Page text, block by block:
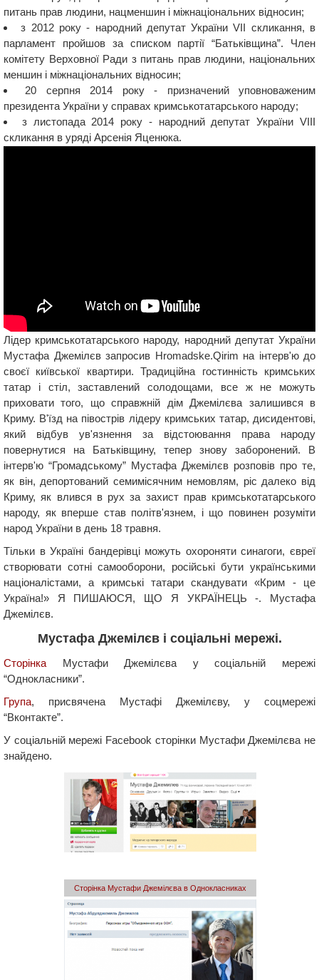
питань прав людини, нацменшин і міжнаціональних відносин;
з 2012 року - народний депутат України VII скликання, в
парламент пройшов за списком партії “Батьківщина”. Член
комітету Верховної Ради з питань прав людини, національних
меншин і міжнаціональних відносин;
20 серпня 2014 року - призначений уповноваженим
президента України у справах кримськотатарського народу;
з листопада 2014 року - народний депутат України VIII
скликання в уряді Арсенія Яценюка.
Лідер кримськотатарського народу, народний депутат України
Мустафа Джемілєв запросив Hromadske.Qirim на інтерв'ю до
своєї київської квартири. Традиційна гостинність кримських
татар і стіл, заставлений солодощами, все ж не можуть
приховати того, що справжній дім Джемілєва залишився в
Криму. В'їзд на півострів лідеру кримських татар, дисидентові,
який відбув ув'язнення за відстоювання права народу
повернутися на Батьківщину, тепер знову заборонений. В
інтерв'ю “Громадському” Мустафа Джемілєв розповів про те,
як він, депортований семимісячним немовлям, ріс далеко від
Криму, як влився в рух за захист прав кримськотатарського
народу, як вперше став політв'язнем, і що повинен розуміти
народ України в день 18 травня.
Тільки в Україні бандерівці можуть охороняти синагоги, євреї
створювати сотні самооборони, російські бути українськими
націоналістами, а кримські татари скандувати «Крим - це
Україна!» Я ПИШАЮСЯ, ЩО Я УКРАЇНЕЦЬ -. Мустафа
Джемілєв.
Мустафа Джемілєв і соціальні мережі.
Сторінка Мустафи Джемілєва у соціальній мережі
“Однокласники”.
Група, присвячена Мустафі Джемілєву, у соцмережі
“Вконтакте”.
У соціальній мережі Facebook сторінки Мустафи Джемілєва не
знайдено.
Сторінка Мустафи Джемілєва в Однокласниках